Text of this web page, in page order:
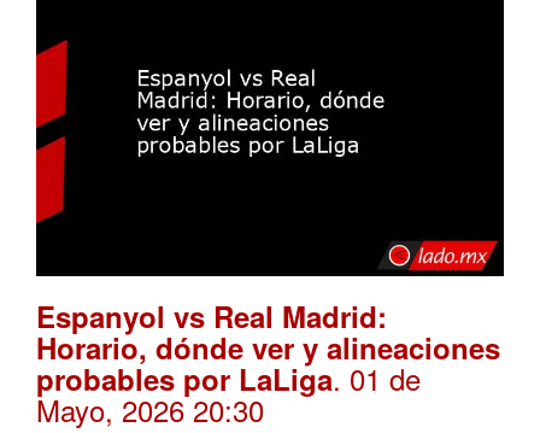
Espanyol vs Real Madrid:
Horario, dónde ver y alineaciones
probables por LaLiga. 01 de
Mayo, 2026 20:30